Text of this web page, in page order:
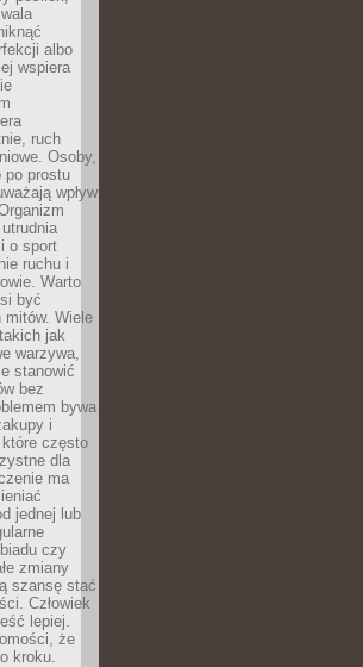
albo
wspiera
ruch
Osoby,
po prostu
wpływ
o sport
ruchu i
Warto
być
mitów. Wiele
jak
warzywa,
stanowić
bez
bywa
i
które często
dla
ma
jednej lub
czy
zmiany
szansę stać
Człowiek
lepiej.
że
kroku.